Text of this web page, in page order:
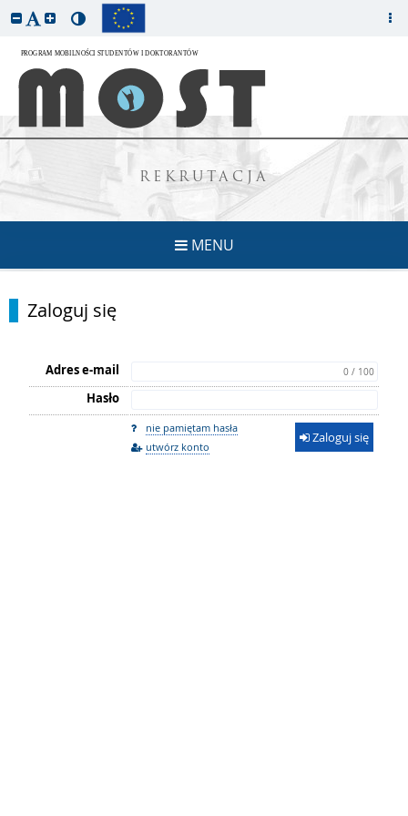
REKRUTACJA
MENU
Zaloguj się
Adres e-mail 0 / 100
Hasło
nie pamiętam hasła
utwórz konto
Zaloguj się